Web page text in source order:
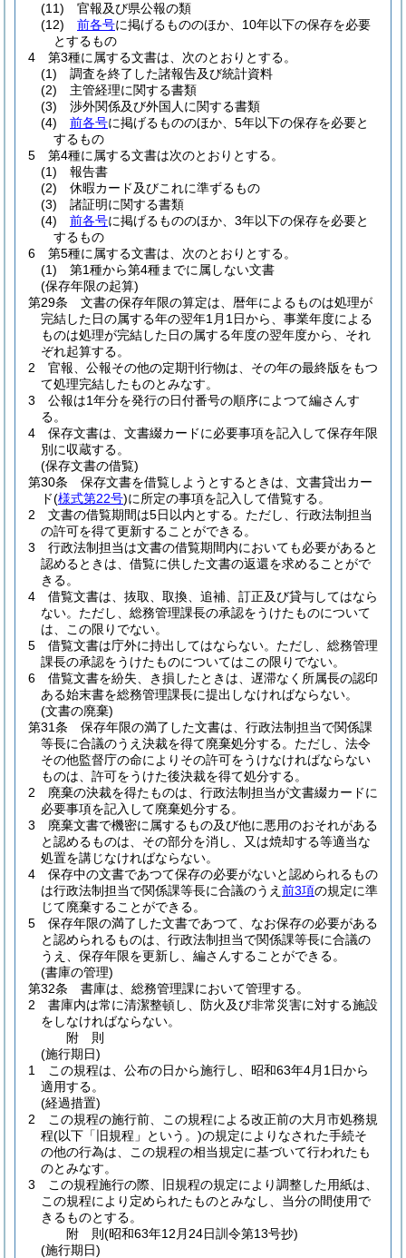
(11)
官報及び県公報の類
(12)
前各号に掲げるもののほか、10年以下の保存を必要
とするもの
4
第3種に属する文書は、次のとおりとする。
(1)
調査を終了した諸報告及び統計資料
(2)
主管経理に関する書類
(3)
渉外関係及び外国人に関する書類
(4)
前各号に掲げるもののほか、5年以下の保存を必要と
するもの
5
第4種に属する文書は次のとおりとする。
(1)
報告書
(2)
休暇カード及びこれに準ずるもの
(3)
諸証明に関する書類
(4)
前各号に掲げるもののほか、3年以下の保存を必要と
するもの
6
第5種に属する文書は、次のとおりとする。
(1)
第1種から第4種までに属しない文書
(保存年限の起算)
第29条
文書の保存年限の算定は、暦年によるものは処理が
完結した日の属する年の翌年1月1日から、事業年度による
ものは処理が完結した日の属する年度の翌年度から、それ
ぞれ起算する。
2
官報、公報その他の定期刊行物は、その年の最終版をもつ
て処理完結したものとみなす。
3
公報は1年分を発行の日付番号の順序によつて編さんす
る。
4
保存文書は、文書綴カードに必要事項を記入して保存年限
別に収蔵する。
(保存文書の借覧)
第30条
保存文書を借覧しようとするときは、文書貸出カー
ド(様式第22号)に所定の事項を記入して借覧する。
2
文書の借覧期間は5日以内とする。 ただし、行政法制担当
の許可を得て更新することができる。
3
行政法制担当は文書の借覧期間内においても必要があると
認めるときは、借覧に供した文書の返還を求めることがで
きる。
4
借覧文書は、抜取、取換、追補、訂正及び貸与してはなら
ない。 ただし、総務管理課長の承認をうけたものについて
は、この限りでない。
5
借覧文書は庁外に持出してはならない。 ただし、総務管理
課長の承認をうけたものについてはこの限りでない。
6
借覧文書を紛失、き損したときは、遅滞なく所属長の認印
ある始末書を総務管理課長に提出しなければならない。
(文書の廃棄)
第31条
保存年限の満了した文書は、行政法制担当で関係課
等長に合議のうえ決裁を得て廃棄処分する。 ただし、法令
その他監督庁の命によりその許可をうけなければならない
ものは、許可をうけた後決裁を得て処分する。
2
廃棄の決裁を得たものは、行政法制担当が文書綴カードに
必要事項を記入して廃棄処分する。
3
廃棄文書で機密に属するもの及び他に悪用のおそれがある
と認めるものは、その部分を消し、又は焼却する等適当な
処置を講じなければならない。
4
保存中の文書であつて保存の必要がないと認められるもの
は行政法制担当で関係課等長に合議のうえ 前3項の規定に準
じて廃棄することができる。
5
保存年限の満了した文書であつて、なお保存の必要がある
と認められるものは、行政法制担当で関係課等長に合議の
うえ、保存年限を更新し、編さんすることができる。
(書庫の管理)
第32条
書庫は、総務管理課において管理する。
2
書庫内は常に清潔整頓し、防火及び非常災害に対する施設
をしなければならない。
附 則
(施行期日)
1
この規程は、公布の日から施行し、昭和63年4月1日から
適用する。
(経過措置)
2
この規程の施行前、この規程による改正前の大月市処務規
程(以下「旧規程」という。)の規定によりなされた手続そ
の他の行為は、この規程の相当規定に基づいて行われたも
のとみなす。
3
この規程施行の際、旧規程の規定により調整した用紙は、
この規程により定められたものとみなし、当分の間使用で
きるものとする。
附 則(昭和63年12月24日訓令第13号抄)
(施行期日)